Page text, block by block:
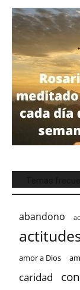
abandono
amor a Dios
caridad